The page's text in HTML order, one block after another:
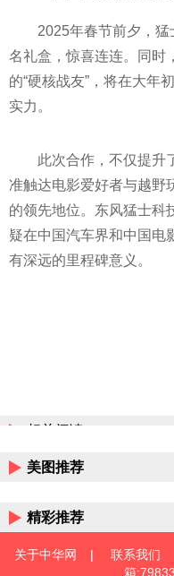
2025年春节前夕，
名礼盒，惊喜连连。同时
的“硬核战友”，将在大年
实力。
此次合作，不仅提升
准触达电影爱好者与越野
的领先地位。东风猛士科
疑在中国汽车界和中国电
有深远的里程碑意义。
相关阅读
美图推荐
精彩推荐
关于中华网 | 联系我们
箱